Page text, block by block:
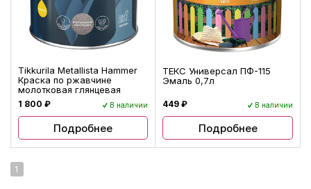
Tikkurila Metallista Hammer
Краска по ржавчине
молотковая глянцевая
1 800 ₽ В наличии
Подробнее
ТЕКС Универсал ПФ-115
Эмаль 0,7л
449 ₽ В наличии
Подробнее
1